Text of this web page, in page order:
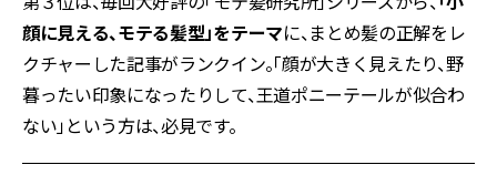
顔に見える、モテる髪型」をテーマに、まとめ髪の正解をレ
クチャーした記事がランクイン。「顔が大きく見えたり、野
暮ったい印象になったりして、王道ポニーテールが似合わ
ない」という方は、必見です。